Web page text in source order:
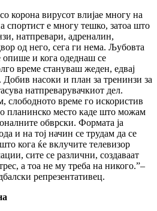
корона вирусот влијае многу на
спортист е многу тешко, затоа што
натпревари, адреналин,
од него, сега ги нема. Љубовта
опише и кога одеднаш се
време стануваш жеден, едвај
насоки и план за тренинзи за
натпреварувачкиот дел.
слободното време го искористив
планинско место каде што можам
обврски. Формата ја
и на тој начин се трудам да се
кога ќе вклучите телевизор
сите се различни, создаваат
а тоа не му треба на никого.”–
репрезентативец.